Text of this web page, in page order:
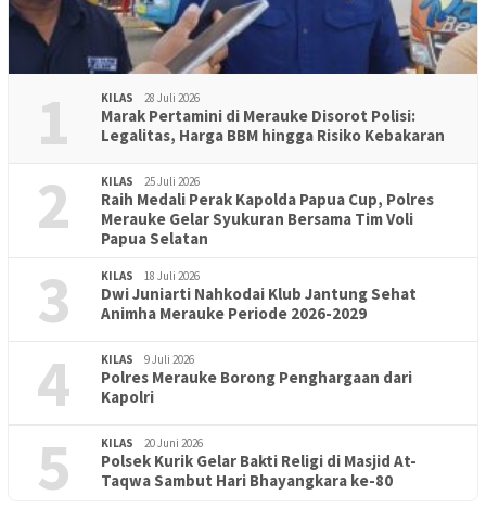
1 KILAS 28 Juli 2026
Marak Pertamini di Merauke Disorot Polisi:
Legalitas, Harga BBM hingga Risiko Kebakaran
2 KILAS 25 Juli 2026
Raih Medali Perak Kapolda Papua Cup, Polres
Merauke Gelar Syukuran Bersama Tim Voli
Papua Selatan
3 KILAS 18 Juli 2026
Dwi Juniarti Nahkodai Klub Jantung Sehat
Animha Merauke Periode 2026-2029
4 KILAS 9 Juli 2026
Polres Merauke Borong Penghargaan dari
Kapolri
5 KILAS 20 Juni 2026
Polsek Kurik Gelar Bakti Religi di Masjid At-
Taqwa Sambut Hari Bhayangkara ke-80